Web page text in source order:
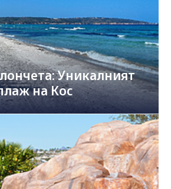
Уникалният
на Кос